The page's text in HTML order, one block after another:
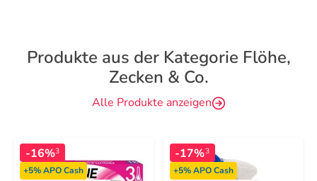
Produkte aus der Kategorie Flöhe,
Zecken & Co.
Alle Produkte anzeigen
-16%3
+5%APO Cash
-17%3
+5%APO Cash